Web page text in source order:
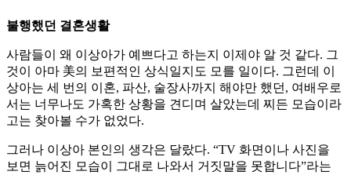
불행했던 결혼생활
사람들이 왜 이상아가 예쁘다고 하는지 이제야 알 것 같다. 그
것이 아마 美의 보편적인 상식일지도 모를 일이다. 그런데 이
상아는 세 번의 이혼, 파산, 술장사까지 해야만 했던, 여배우로
서는 너무나도 가혹한 상황을 견디며 살았는데 찌든 모습이라
고는 찾아볼 수가 없었다.
그러나 이상아 본인의 생각은 달랐다. “TV 화면이나 사진을
보면 늙어진 모습이 그대로 나와서 거짓말을 못합니다”라는